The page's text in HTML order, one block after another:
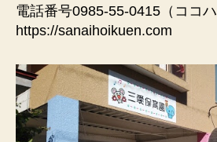
電話番号0985-55-0415（ココハ
https://sanaihoikuen.com